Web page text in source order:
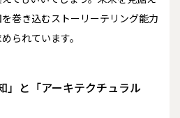
巻き込むストーリーテリング能力
られています。
」と「アーキテクチュラル